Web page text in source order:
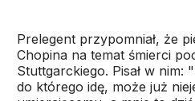
Prelegent przypomniał, że
Chopina na temat śmierci
Stuttgarckiego. Pisał w nim:
do którego idę, może już